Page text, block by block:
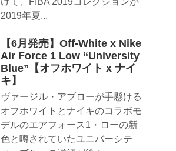
2019年夏...
【6月発売】Off-White x Nike
Air Force 1 Low “University
Blue”【オフホワイト x ナイ
キ】
ヴァージル・アブローが手懸ける
オフホワイトとナイキのコラボモ
デルのエアフォース1・ローの新
色と噂されていたユニバーシテ